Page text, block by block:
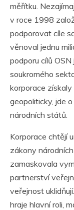
měřítku.
v roce 1998
podporovat cíle
věnoval jednu
podporu cílů
soukromého
korporace
geopoliticky, jde
národních států.
Korporace chtějí
zákony
zamaskovala
partnerství
veřejnost
hraje hlavní roli,